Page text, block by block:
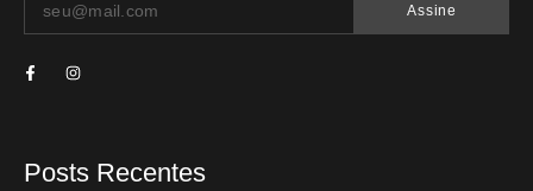
Assine
Posts Recentes